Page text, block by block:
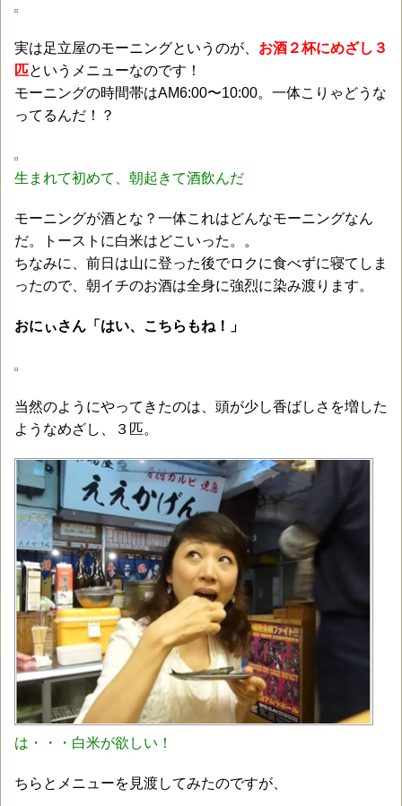
実は足立屋のモーニングというのが、 お酒２杯にめざし３
匹というメニューなのです！
モーニングの時間帯はAM6:00〜10:00。一体こりゃどうな
ってるんだ！？
生まれて初めて、朝起きて酒飲んだ
モーニングが酒とな？一体これはどんなモーニングなん
だ。トーストに白米はどこいった。。
ちなみに、前日は山に登った後でロクに食べずに寝てしま
ったので、朝イチのお酒は全身に強烈に染み渡ります。
おにぃさん「はい、こちらもね！」
当然のようにやってきたのは、頭が少し香ばしさを増した
ようなめざし、３匹。
は・・・白米が欲しい！
ちらとメニューを見渡してみたのですが、